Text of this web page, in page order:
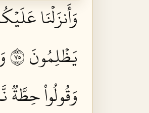
وَأَنزَلۡنَا
يَظۡلِمُونَ ٥٧
وَقُولُواْ